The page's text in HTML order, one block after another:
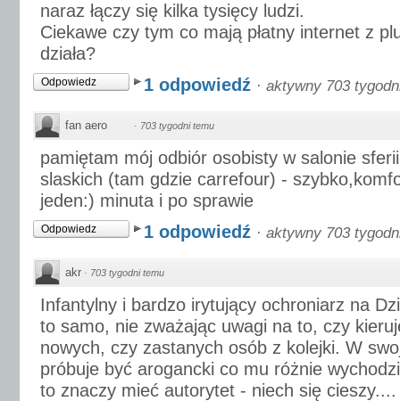
naraz łączy się kilka tysięcy ludzi.
Ciekawe czy tym co mają płatny internet z
działa?
Odpowiedz 1 odpowiedź · aktywny 703
fan aero · 703 tygodni temu
pamiętam mój odbiór osobisty w salonie
slaskich (tam gdzie carrefour) -
jeden:) minuta i po sprawie
Odpowiedz 1 odpowiedź · aktywny 703
akr · 703 tygodni temu
Infantylny i bardzo irytujący ochroniarz na
to samo, nie zważając uwagi na to, czy
nowych, czy zastanych osób z kolejki. W
próbuje być arogancki co mu różnie
to znaczy mieć autorytet - niech się